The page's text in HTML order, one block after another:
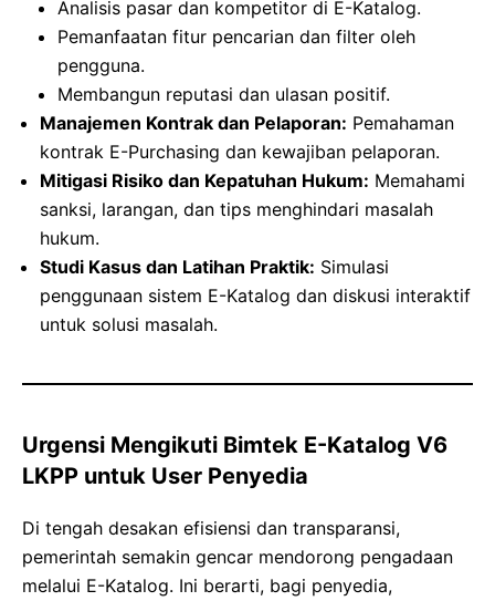
Analisis pasar dan kompetitor di E-Katalog.
Pemanfaatan fitur pencarian dan filter oleh
pengguna.
Membangun reputasi dan ulasan positif.
Manajemen Kontrak dan Pelaporan: Pemahaman
kontrak E-Purchasing dan kewajiban pelaporan.
Mitigasi Risiko dan Kepatuhan Hukum: Memahami
sanksi, larangan, dan tips menghindari masalah
hukum.
Studi Kasus dan Latihan Praktik: Simulasi
penggunaan sistem E-Katalog dan diskusi interaktif
untuk solusi masalah.
Urgensi Mengikuti Bimtek E-Katalog V6
LKPP untuk User Penyedia
Di tengah desakan efisiensi dan transparansi,
pemerintah semakin gencar mendorong pengadaan
melalui E-Katalog. Ini berarti, bagi penyedia,